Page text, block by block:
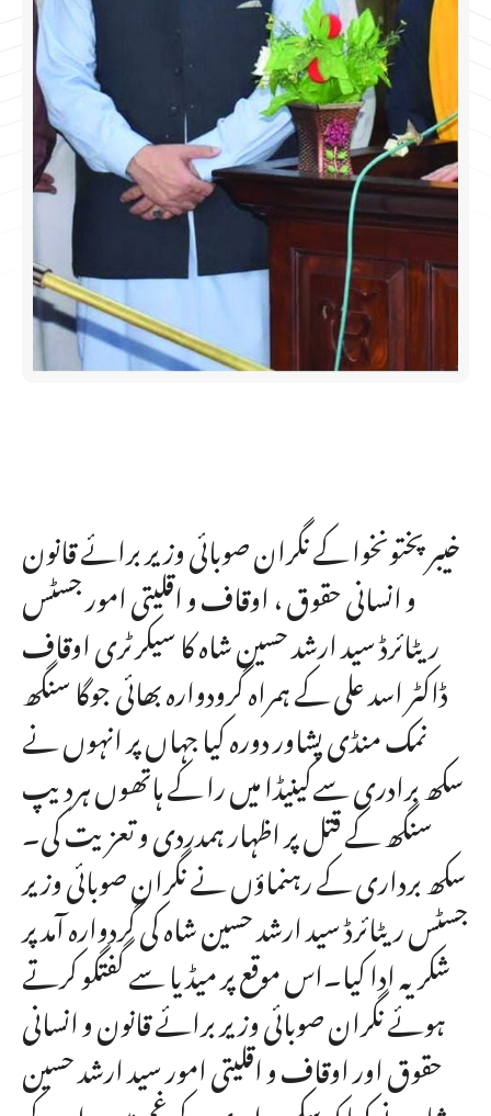
خیبرپختونخوا کے نگران صوبائی وزیر برائے قانون
و انسانی حقوق ، اوقاف و اقلیتی امور جسٹس
ریٹائرڈ سید ارشد حسین شاہ کا سیکرٹری اوقاف
ڈاکٹر اسد علی کے ہمراہ گرودوارہ بھائی جوگا سنگھ
نمک منڈی پشاور دورہ کیا جہاں پر انہوں نے
سکھ برادری سےکینیڈا میں را کے ہاتھوں ہردیپ
سنگھ کے قتل پر اظہار ہمدردی و تعزیت کی۔
سکھ برداری کے رہنماؤں نے نگران صوبائی وزیر
جسٹس ریٹائرڈ سید ارشد حسین شاہ کی گردوارہ آمد پر
شکریہ ادا کیا۔اس موقع پر میڈیا سے گفتگو کرتے
ہوئے نگران صوبائی وزیر برائے قانون و انسانی
حقوق اور اوقاف و اقلیتی امور سید ارشد حسین